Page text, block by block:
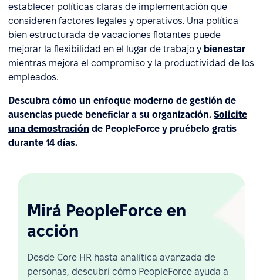
establecer políticas claras de implementación que
consideren factores legales y operativos. Una política
bien estructurada de vacaciones flotantes puede
mejorar la flexibilidad en el lugar de trabajo y bienestar
mientras mejora el compromiso y la productividad de los
empleados.
Descubra cómo un enfoque moderno de gestión de
ausencias puede beneficiar a su organización. Solicite
una demostración de PeopleForce y pruébelo gratis
durante 14 días.
Mirá PeopleForce en
acción
Desde Core HR hasta analítica avanzada de
personas, descubrí cómo PeopleForce ayuda a